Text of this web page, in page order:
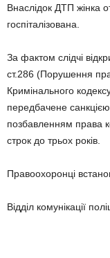
Внаслідок ДТП жінка
госпіталізована.
За фактом слідчі
ст.286 (Порушення
Кримінального
передбачене
позбавленням права
строк до трьох років.
Правоохоронці
Відділ комунікації